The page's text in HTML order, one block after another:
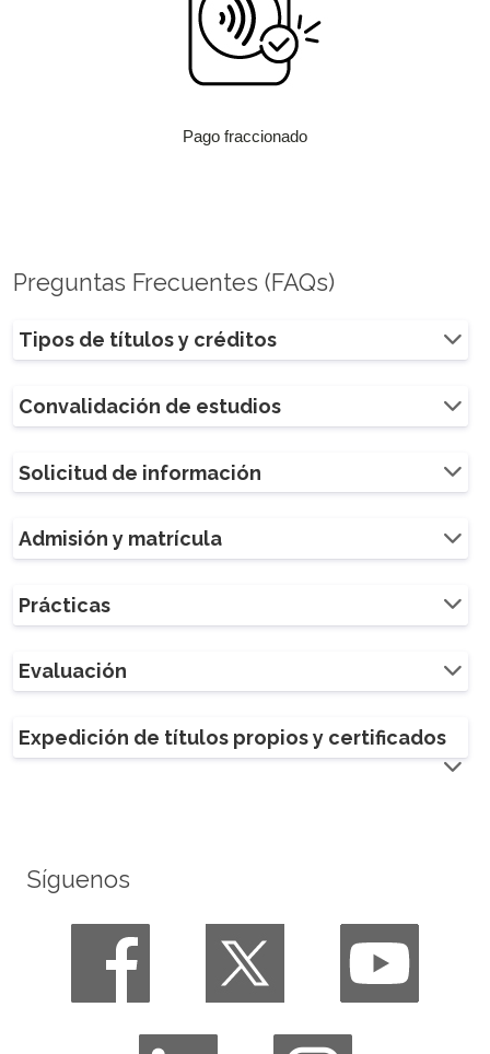
Pago fraccionado
Preguntas Frecuentes (FAQs)
Tipos de títulos y créditos
Convalidación de estudios
Solicitud de información
Admisión y matrícula
Prácticas
Evaluación
Expedición de títulos propios y certificados
Síguenos